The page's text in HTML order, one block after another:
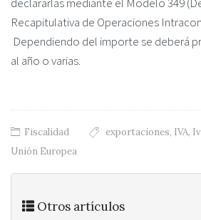
Recapitulativa de Operaciones
Dependiendo del importe se deberá
al año o varias.
Fiscalidad exportaciones, IVA,
Unión Europea
Otros artículos